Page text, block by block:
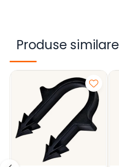
Produse similare